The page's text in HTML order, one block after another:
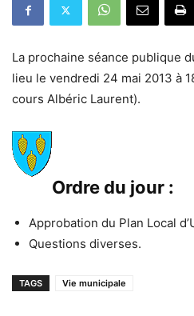
La prochaine séance publique
lieu le vendredi 24 mai 2013 à
cours Albéric Laurent).
Ordre du jour :
Approbation du Plan Local
Questions diverses.
TAGS Vie municipale